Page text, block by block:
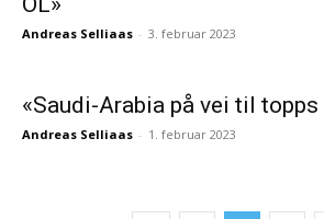
Andreas Selliaas - 3. februar 2023
«Saudi-Arabia på vei til topps
Andreas Selliaas - 1. februar 2023